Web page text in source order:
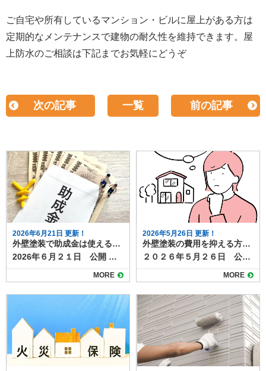
ご自宅や所有しているマンション・ビルに屋上がある方は
定期的なメンテナンスで建物の耐久性を維持できます。屋
上防水のご相談は下記までお気軽にどうぞ
次の記事 一覧 前の記事
2026年6月21日 更新！
外壁塗装で助成金は使える？使い方のポイントを解説
2026年６月２１日 公開 外壁塗装について調べていると、「助成金が使える」という情報を目にしたことがある方も多いのではないでしょうか。 実際、過去に京都府内でも一定の条件を満たすことで外壁塗装工事に対して助成金が支給された事例もあります。うまく活用できれば、費用の負担を抑えることができます。 この記事では、外壁塗装の助成金制度の使い方や申請の流れ、京都市の過去の例を参考にしながら、知っておきたいポイントを解説します。 助成金・補助金 自治体や支給する団体によって、補助金や助成金といった言い方をします。どちらも借入金ではないため、返済の義務がないく。使われ方や意味はほとんど同じです。 目次外壁塗装で助成金は受けられるのか助成金制度の使い方と申請の流れ京都市の過去の事例から見る注意点複数の条件がある予算が決まっている助成金はいつでも使えるわけではない助成金の活用も塗り達にご相談ください 外壁塗装で助成金は受けられるのか 外壁塗装に対して助成金が出るかどうかは、自治体によって制度の有無や内容が異なります。国の制度として全国一律に設けられているわけではなく、多くの場合、地域独自のリフォーム支援制度の一環として実施されます。 たとえば、京都市では過去に「京（みやこ）のリフォーム助成事業」として、耐震改修や省エネ改修とあわせて外壁塗装工事が対象となったことがありました。この制度では、工事費用の一部（上限あり）が補助され、一定の条件を満たす住宅所有者が申請できるようになっていました。 ▶過去の補助金 京都市 すまいの補助金（令和３年） 助成金制度の使い方と申請の流れ 外壁塗装工事に助成金制度が使える場合は申請条件や手順を十分に確認し、期日に余裕をもって行う必要があります。 基本的には次のような流れで進みます。 自治体の公式サイトなどで助成制度の有無と要件を確認する 対象工事かどうかを施工業者と確認する 工事前に必要書類を提出して申請する 審査・交付決定を受けてから工事を開始する 工事完了後、完了報告を提出する 問題なければ助成金が支給される 特に 4.審査・交付決定を受けてから工事を開始する に関しては、施工店と事前の打ち合わせが必要です。工事開始してから「実は助成金を使いたくて・・・」と相談しても時すでに遅し・・・ということがあります。 申請時点で工事が始まっていると対象外になるケースがほとんどなので、事前に手順をしっかりと確認しておきましょう。 京都市の過去の事例から見る注意点 京都市で過去のあった外壁塗装工事の補助金制度では、次のような注意点がありました。次回補助金が使える際と全くおなじとは限りませんが、確認しておきましょう。 複数の条件がある 京都市の例では、助成の対象となるには 「市内の施工業者を使う」「工事対象の住宅に施工主が住んでいること」「効果の認められている塗料を使うこと」など複数の条件がありました。 助成金は制度ごとに条件が細かく設定されているため、自分が対象になるかどうかもチェックしておきましょう。 予算が決まっている 助成金は予算の上限に達すると受付が終了するため、活用したい場合は早い段階での申し込みが必要でした。 助成金が始まる際も、全住民へ個別へ通知が来るわけではなく、自治体のHP等で告知されるだけのため、情報が出ていないか定期的にチェックすることも必要です。 助成金はいつでも使えるわけではない 助成金は通年で実施されているとは限らず、年度限定や期間限定で行われるケースが多くなっています。制度が実施されるかどうかは各自治体の予算や政策によって決まるため、毎年同じ内容があるとは限りません。 そのため、外壁塗装を検討している場合は、自治体の公式情報を早めにチェックし、制度が始まる前から準備しておくのがおすすめです。 助成金の活用も塗り達にご相談ください 外壁塗装に助成金を活用することで、高額になりがちな工事費用の負担を軽減できる可能性があります。 しかし、制度の内容や条件は自治体ごとに異なり、使い方にも注意が必要です。京都市のように過去に実施されていた事例を参考にしながら、まずは最新情報を確認することから始めましょう。制度の詳細が不明な場合は、施工業者や市役所に相談するとスムーズです。 助成金や補助金の制度がある場合は、工事開始時期や書類のお手伝いなど塗り達でもお手伝いが可能です。お気軽にご相談ください。
MORE
2026年5月26日 更新！
外壁塗装の費用を抑える方法とは？賢く施工するための5つのポイント
２０２６年５月２６日 公開 外壁塗装を考え始めたとき、最も気になるのが「費用」という方も多いのではないでしょうか。 高額になりがちな工事だからこそ、「少しでも安く抑えたい」と考えるのは当然のことです。 しかし外壁塗装工事に安さだけを求めてしまうと、仕上がりの質が落ちたり、すぐに塗膜が剥がれてしまうリスクも。安かろう悪かろうでは意味がありませんよね。 今回は、外壁塗装の品質を保ちつつ、費用を抑えるためポイントを５つご紹介します。解説します。 目次1 相見積もりを取る2 足場を共通で使う工事と同時に行う3 使用する塗料を見直す4 地元密着の自社施工店を選ぶ5 補助金制度を活用する外壁塗装の費用を抑えるには「賢い選択」がカギ 1 相見積もりを取る まずは複数の業者から「相見積もり」を取りましょう。 価格だけでなく、塗料のグレード・工程内容・保証の有無なども比較することで、適正価格かどうか判断しやすくなります。 ただし、安すぎる見積もりには注意が必要です。材料費を削っていたり、下地処理を省略している場合もあるため、金額だけではなく工事の内容をしっかり確認しましょう。 2 足場を共通で使う工事と同時に行う 外壁塗装で大きな割合を占めるのが足場費用です。戸建て住宅の足場でおよそ２０万～の費用がかかるといわれています。 もし屋根塗装や雨樋交換、ベランダ防水なども検討している場合は、それらの工事を同時に行うことで足場代を一度に抑えられます。 計画的にリフォームの時期を合わせるのも、トータルコストを下げる有効な方法です。 3 使用する塗料を見直す 塗料は「グレード」があり、高耐久のフッ素や無機塗料は高額になります。 一方で、耐久年数が10年程度のシリコン塗料などは、価格が比較的抑えらコスパの良い塗料として知られています。 「今後10年住めればOK」といった方には、必要以上に耐久性の高い塗料を選ばないことで、無理なく予算内に収めることができます。 4 地元密着の自社施工店を選ぶ 大手ハウスメーカーやリフォーム会社では、塗装工事の費用に中間マージンが発生しているケースも少なくありません。 一方、地元密着の自社施工店であれば、営業〜工事まで一貫して行うため、中間マージンがなくその分費用を抑えられる傾向にあります。 また、地域の気候や住宅事情にも詳しく、無駄や無理のない提案が期待できます。 5 補助金制度を活用する 地域によっては、省エネ対策や住宅改修の一環として外壁塗装に補助金が出ることがあります。 お住まいの自治体のホームページや相談窓口で最新の制度を確認してみましょう。条件が合えば、数万円〜十数万円の支援が受けられる場合もあります。 外壁塗装の費用を抑えるには「賢い選択」がカギ 外壁塗装の費用を抑えるためには、相見積もりの取得・塗料選び・同時施工・信頼できる業者選びなど、いくつかの工夫が必要です。 単に安いだけではなく、「長持ちして安心できる塗装」が結果としてコスパの良い工事につながります。 外壁塗装を検討している方は、まずは無料の現地調査と見積もりからスタートしてみてはいかがでしょうか。 見積・点検・施工提案のご相談は塗り達までお気軽にどうぞ！
MORE